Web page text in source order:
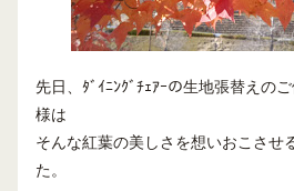
先日、ﾀﾞｲﾆﾝｸﾞﾁｪｱｰの生地張替えの
様は
そんな紅葉の美しさを想いおこさせ
た。